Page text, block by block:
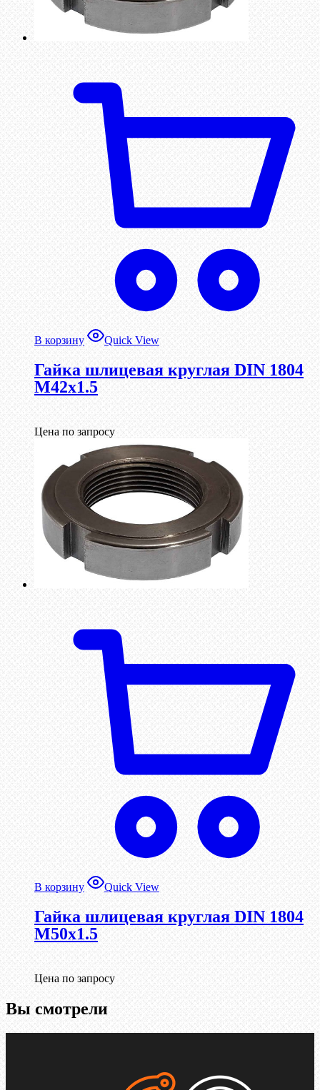
В корзину Quick View
Гайка шлицевая круглая DIN 1804
М42х1.5
Цена по запросу
В корзину Quick View
Гайка шлицевая круглая DIN 1804
М50х1.5
Цена по запросу
Вы смотрели